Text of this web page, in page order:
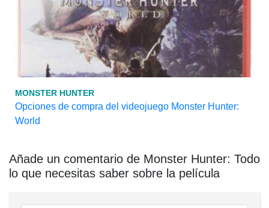
MONSTER HUNTER
Opciones de compra del videojuego Monster Hunter:
World
Añade un comentario de Monster Hunter: Todo
lo que necesitas saber sobre la película